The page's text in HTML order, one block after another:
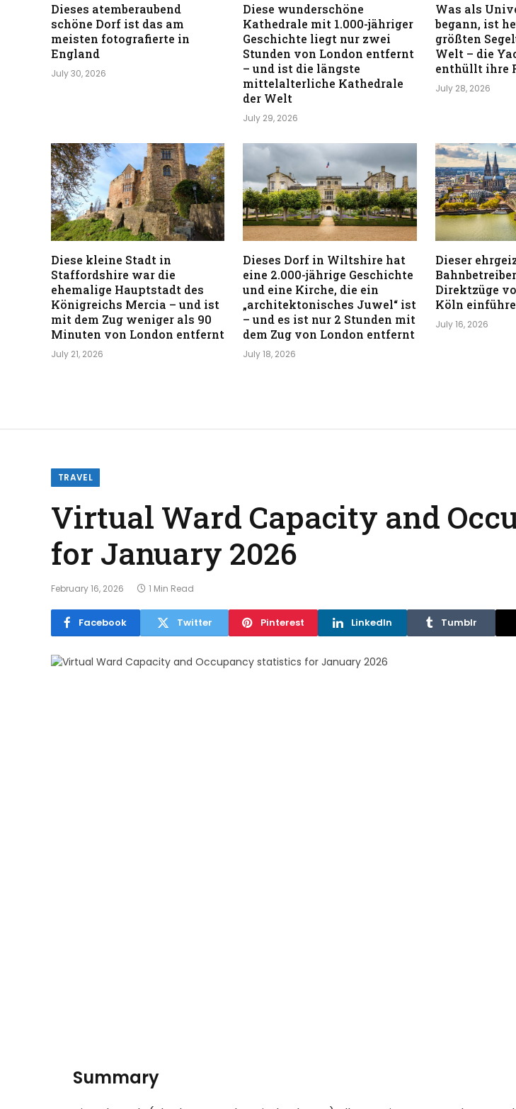
Dieses atemberaubend
schöne Dorf ist das am
meisten fotografierte in
England
July 30, 2026
Diese wunderschöne
Kathedrale mit 1.000-jähriger
Geschichte liegt nur zwei
Stunden von London entfernt
– und ist die längste
mittelalterliche Kathedrale
der Welt
July 29, 2026
Was als
begann, ist
größten
Welt – die
enthüllt ihre
July 28, 2026
Diese kleine Stadt in
Staffordshire war die
ehemalige Hauptstadt des
Königreichs Mercia – und ist
mit dem Zug weniger als 90
Minuten von London entfernt
July 21, 2026
Dieses Dorf in Wiltshire hat
eine 2.000-jährige Geschichte
und eine Kirche, die ein
„architektonisches Juwel“ ist
– und es ist nur 2 Stunden mit
dem Zug von London entfernt
July 18, 2026
Dieser
Direktzüge
Köln
July 16, 2026
TRAVEL
Virtual Ward Capacity and
for January 2026
February 16, 2026 1 Min Read
Facebook Twitter Pinterest LinkedIn Tumblr
Summary